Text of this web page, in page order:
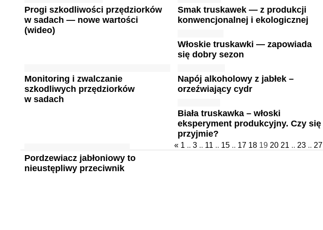
Progi szkodliwości przędziorków
w sadach — nowe wartości
(wideo)
Smak truskawek — z produkcji
konwencjonalnej i ekologicznej
Włoskie truskawki — zapowiada
się dobry sezon
Monitoring i zwalczanie
szkodliwych przędziorków
w sadach
Napój alkoholowy z jabłek –
orzeźwiający cydr
Biała truskawka – włoski
eksperyment produkcyjny. Czy się
przyjmie?
Pordzewiacz jabłoniowy to
nieustępliwy przeciwnik
« 1 .. 3 .. 11 .. 15 .. 17 18 19 20 21 .. 23 .. 27